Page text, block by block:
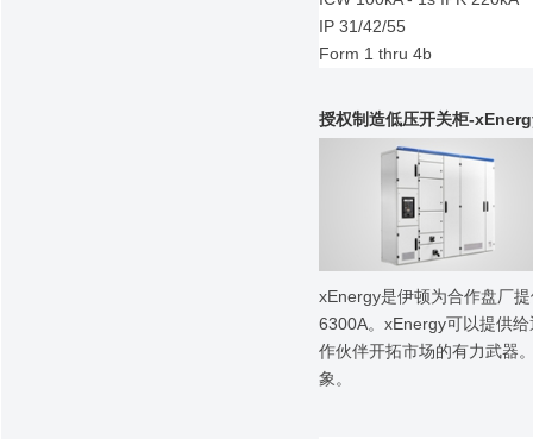
IP 31/42/55
Form 1 thru 4b
授权制造低压开关柜-
xEnergy是伊顿为合作盘厂
6300A。xEnergy可以提供
作伙伴开拓市场的有力武器
象。